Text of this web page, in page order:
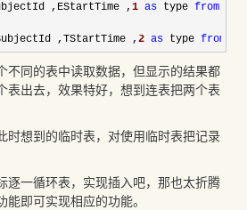
,EStartTime ,1 as type from
,TStartTime ,2 as type from
不同的表中读取数据，但显示的结果都
表出去，效果特好，想到连表把两个表
时想到的临时表，对使用临时表把记录
逐一循环表，实现插入吧，那也太折腾
即可实现相应的功能。